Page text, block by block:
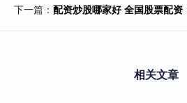
下一篇： 配资炒股哪家好 全国股票配
相关文章